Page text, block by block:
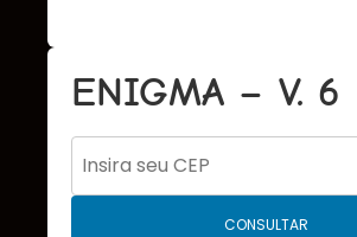
ENIGMA – V. 6
CONSULTAR